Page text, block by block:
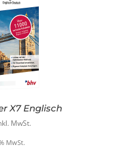
X7 Englisch
MwSt.
MwSt.